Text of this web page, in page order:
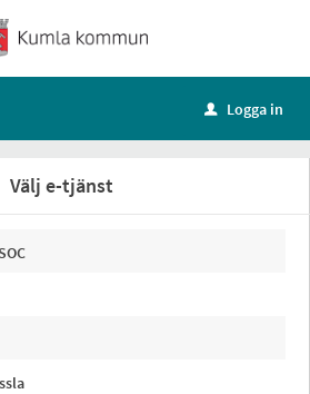
u Logga in
Välj e-tjänst